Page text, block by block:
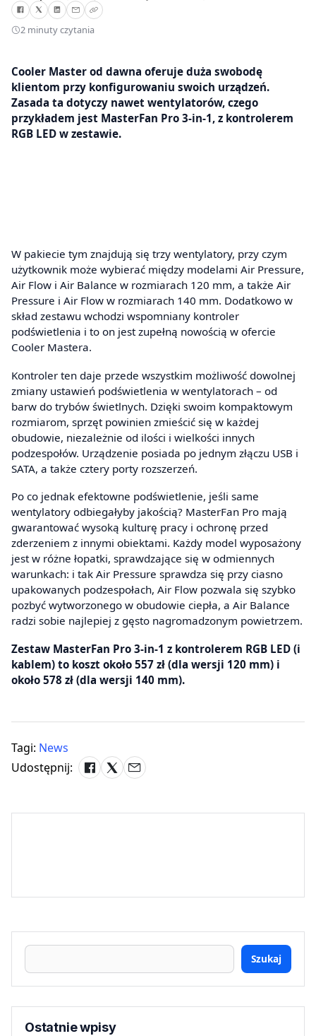
2 minuty czytania
Cooler Master od dawna oferuje duża swobodę
klientom przy konfigurowaniu swoich urządzeń.
Zasada ta dotyczy nawet wentylatorów, czego
przykładem jest MasterFan Pro 3-in-1, z kontrolerem
RGB LED w zestawie.
W pakiecie tym znajdują się trzy wentylatory, przy czym
użytkownik może wybierać między modelami Air Pressure,
Air Flow i Air Balance w rozmiarach 120 mm, a także Air
Pressure i Air Flow w rozmiarach 140 mm. Dodatkowo w
skład zestawu wchodzi wspomniany kontroler
podświetlenia i to on jest zupełną nowością w ofercie
Cooler Mastera.
Kontroler ten daje przede wszystkim możliwość dowolnej
zmiany ustawień podświetlenia w wentylatorach – od
barw do trybów świetlnych. Dzięki swoim kompaktowym
rozmiarom, sprzęt powinien zmieścić się w każdej
obudowie, niezależnie od ilości i wielkości innych
podzespołów. Urządzenie posiada po jednym złączu USB i
SATA, a także cztery porty rozszerzeń.
Po co jednak efektowne podświetlenie, jeśli same
wentylatory odbiegałyby jakością? MasterFan Pro mają
gwarantować wysoką kulturę pracy i ochronę przed
zderzeniem z innymi obiektami. Każdy model wyposażony
jest w różne łopatki, sprawdzające się w odmiennych
warunkach: i tak Air Pressure sprawdza się przy ciasno
upakowanych podzespołach, Air Flow pozwala się szybko
pozbyć wytworzonego w obudowie ciepła, a Air Balance
radzi sobie najlepiej z gęsto nagromadzonym powietrzem.
Zestaw MasterFan Pro 3-in-1 z kontrolerem RGB LED (i
kablem) to koszt około 557 zł (dla wersji 120 mm) i
około 578 zł (dla wersji 140 mm).
Tagi: News
Udostępnij:
Szukaj
Ostatnie wpisy